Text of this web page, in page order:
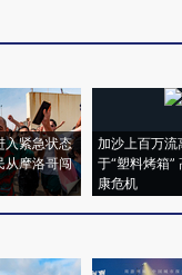
入紧急状态
从摩洛哥闯
加沙上百万流
于“塑料烤箱”
康危机